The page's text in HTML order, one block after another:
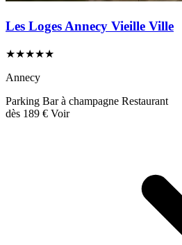
Les Loges Annecy Vieille Ville
★★★★★
Annecy
Parking Bar à champagne Restaurant
dès 189 € Voir